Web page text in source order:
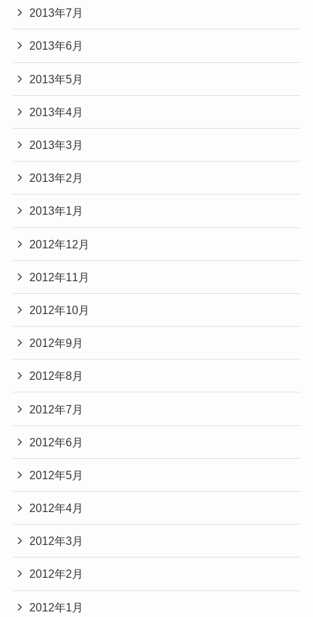
2013年7月
2013年6月
2013年5月
2013年4月
2013年3月
2013年2月
2013年1月
2012年12月
2012年11月
2012年10月
2012年9月
2012年8月
2012年7月
2012年6月
2012年5月
2012年4月
2012年3月
2012年2月
2012年1月